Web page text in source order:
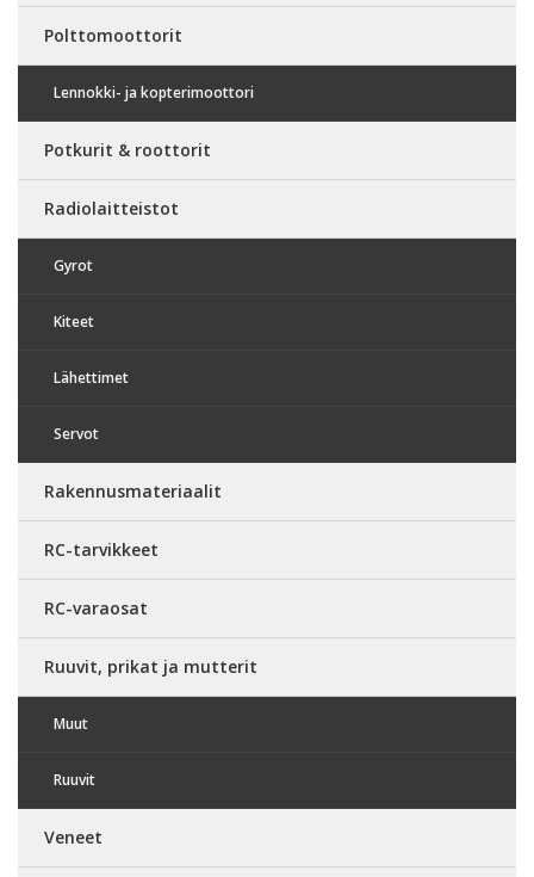
Polttomoottorit
Lennokki- ja kopterimoottori
Potkurit & roottorit
Radiolaitteistot
Gyrot
Kiteet
Lähettimet
Servot
Rakennusmateriaalit
RC-tarvikkeet
RC-varaosat
Ruuvit, prikat ja mutterit
Muut
Ruuvit
Veneet